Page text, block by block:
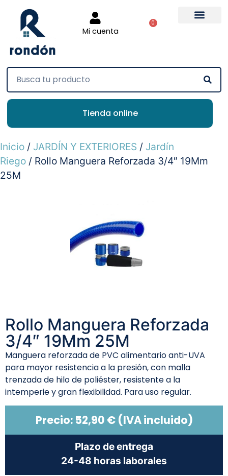
Mi cuenta
0
Tienda online
Inicio / JARDÍN Y EXTERIORES / Jardín
Riego / Rollo Manguera Reforzada 3/4″ 19Mm
25M
Rollo Manguera Reforzada
3/4″ 19Mm 25M
Manguera reforzada de PVC alimentario anti-UVA
para mayor resistencia a la presión, con malla
trenzada de hilo de poliéster, resistente a la
intemperie y gran flexibilidad. Para uso regular.
Precio: 52,90 €(IVA incluido)
Plazo de entrega
24-48 horas laborales